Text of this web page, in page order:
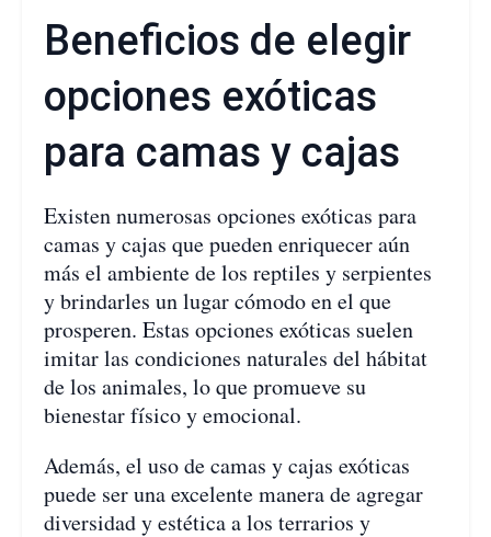
Beneficios de elegir
opciones exóticas
para camas y cajas
Existen numerosas opciones exóticas para
camas y cajas que pueden enriquecer aún
más el ambiente de los reptiles y serpientes
y brindarles un lugar cómodo en el que
prosperen. Estas opciones exóticas suelen
imitar las condiciones naturales del hábitat
de los animales, lo que promueve su
bienestar físico y emocional.
Además, el uso de camas y cajas exóticas
puede ser una excelente manera de agregar
diversidad y estética a los terrarios y